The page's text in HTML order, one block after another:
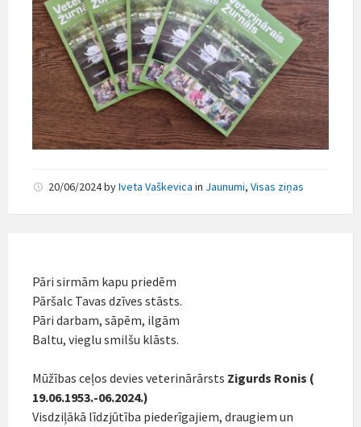
20/06/2024byIveta Vaškevica in Jaunumi, Visas ziņas
Pāri sirmām kapu priedēm
Pāršalc Tavas dzīves stāsts.
Pāri darbam, sāpēm, ilgām
Baltu, vieglu smilšu klāsts.
Mūžības ceļos devies veterinārārsts Zigurds Ronis (
19.06.1953.-06.2024.)
Visdziļākā līdzjūtība piederīgajiem, draugiem un